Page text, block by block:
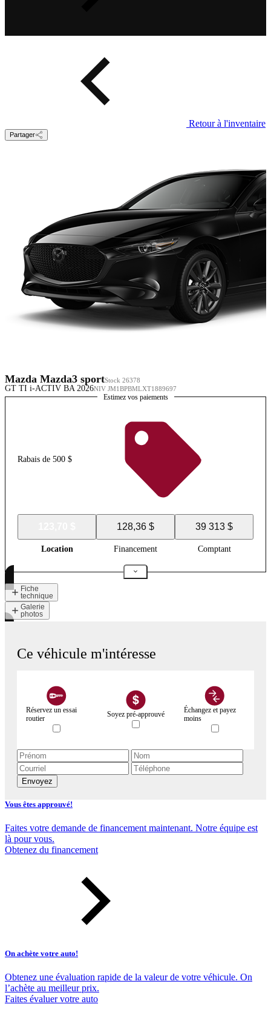
Retour à l'inventaire
Partager
Mazda Mazda3 sportStock 26378
GT TI i-ACTIV BA 2026NIV JM1BPBMLXT1889697
Estimez vos paiements
Rabais de 500 $
128,36 $ 39 313 $
Location Financement Comptant
Fiche
technique
Galerie
photos
Ce véhicule m'intéresse
Réservez un essai
routier
Soyez pré-approuvé
Échangez et payez
moins
Envoyez
Vous êtes approuvé!
Faites votre demande de financement maintenant. Notre équipe est
là pour vous.
Obtenez du financement
On achète votre auto!
Obtenez une évaluation rapide de la valeur de votre véhicule. On
l’achète au meilleur prix.
Faites évaluer votre auto